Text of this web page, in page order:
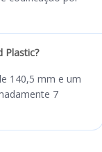
Plastic?
140,5 mm e um
7